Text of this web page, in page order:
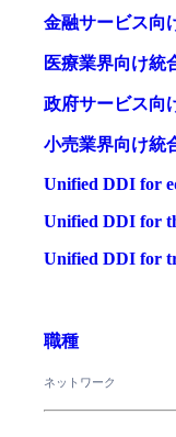
金融サービス向
医療業界向け統
政府サービス向
小売業界向け統
Unified DDI for
Unified DDI for
Unified DDI for
職種
ネットワーク